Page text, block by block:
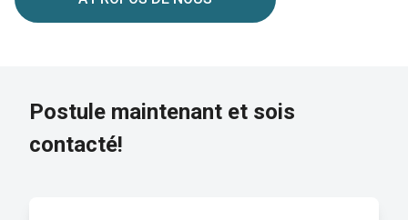
Postule maintenant et sois
contacté!